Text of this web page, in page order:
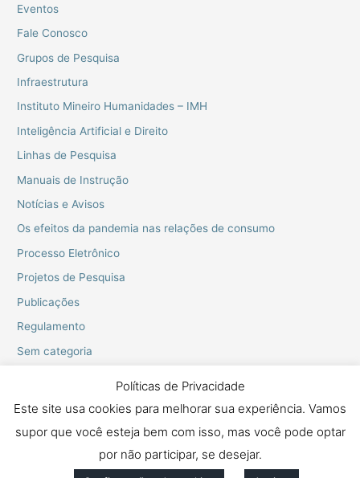
Eventos
Fale Conosco
Grupos de Pesquisa
Infraestrutura
Instituto Mineiro Humanidades – IMH
Inteligência Artificial e Direito
Linhas de Pesquisa
Manuais de Instrução
Notícias e Avisos
Os efeitos da pandemia nas relações de consumo
Processo Eletrônico
Projetos de Pesquisa
Publicações
Regulamento
Sem categoria
Copyright © 2026 Mestrado e Doutorado em Proteção dos Direitos
Fundamentais
Políticas de Privacidade
Este site usa cookies para melhorar sua experiência. Vamos
supor que você esteja bem com isso, mas você pode optar
por não participar, se desejar.